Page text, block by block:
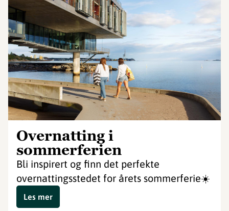
Overnatting i
sommerferien
Bli inspirert og finn det perfekte
overnattingsstedet for årets sommerferie☀️
Les mer